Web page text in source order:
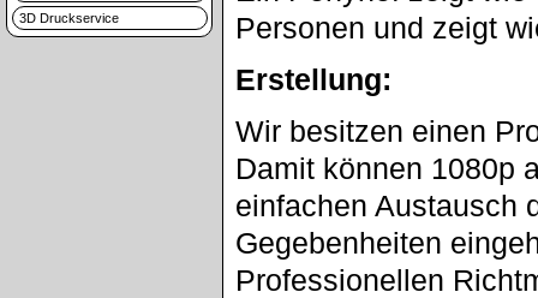
3D Druckservice
Personen und zeigt
Erstellung:
Wir besitzen einen
Damit können 1080p
einfachen Austausch
Gegebenheiten
Professionellen